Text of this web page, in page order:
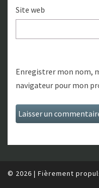
Site web
Enregistrer mon nom,
navigateur pour mon
© 2026 | Fièrement